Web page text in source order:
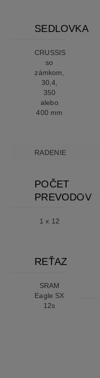
SEDLOVKA
CRUSSIS
so
zámkom,
30,4,
350
alebo
400 mm
RADENIE
POČET
PREVODOV
1 x 12
REŤAZ
SRAM
Eagle SX
12s